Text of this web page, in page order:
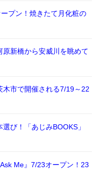
プン！焼きたて月化粧の
新橋から安威川を眺めて
市で開催される7/19～22
び！「あじみBOOKS」
Me』7/23オープン！23